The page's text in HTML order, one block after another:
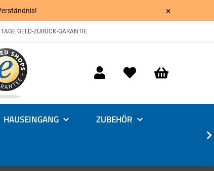
×
GELD-ZURÜCK-GARANTIE
HAUSEINGANG ZUBEHÖR